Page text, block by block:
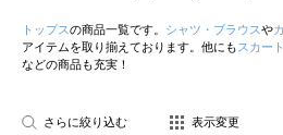
トップスの商品一覧です。 シャツ・ブラウスや
アイテムを取り揃えております。他にも スカート
などの商品も充実！
さらに絞り込む 表示変更